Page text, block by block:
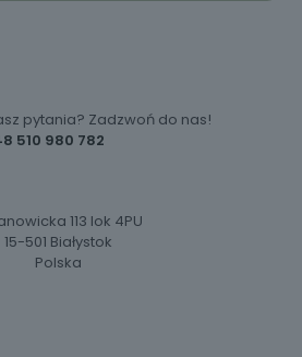
510 980 782
pytania? Zadzwoń do nas!
113 lok 4PU
15-501 Białystok
Polska